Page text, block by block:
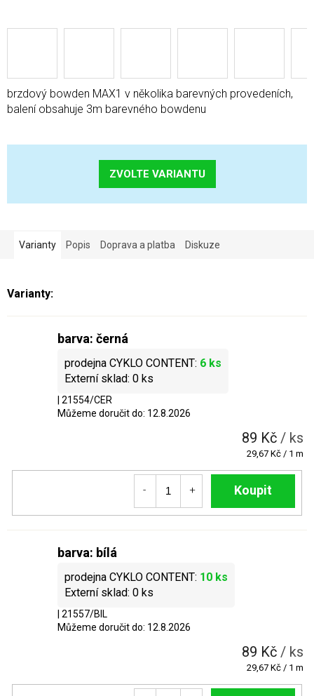
brzdový bowden MAX1 v několika barevných provedeních,
balení obsahuje 3m barevného bowdenu
ZVOLTE VARIANTU
Varianty Popis Doprava a platba Diskuze
barva: černá
6 ks
0 ks
| 21554/CER
Můžeme doručit do: 12.8.2026
89 Kč / ks
Měrná
29,67 Kč / 1 m
Do košíku
barva: bílá
10 ks
0 ks
| 21557/BIL
Můžeme doručit do: 12.8.2026
89 Kč / ks
Měrná
29,67 Kč / 1 m